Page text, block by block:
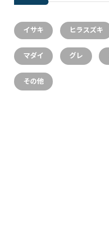
イサキ ヒラスズキ
マダイ グレ
その他